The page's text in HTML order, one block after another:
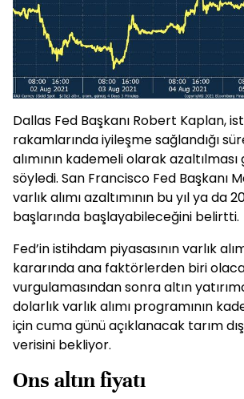
Dallas Fed Başkanı Robert Kaplan,
rakamlarında iyileşme sağlandığı
alımının kademeli olarak
söyledi. San Francisco Fed Başkanı
varlık alımı azaltımının bu yıl ya da
başlarında başlayabileceğini belirtti.
Fed’in istihdam piyasasının varlık
kararında ana faktörlerden biri
vurgulamasından sonra altın
dolarlık varlık alımı programının
için cuma günü açıklanacak tarım
verisini bekliyor.
Ons altın fiyatı